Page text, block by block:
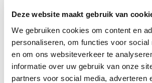
Deze website maakt gebruik van
We gebruiken cookies om content en
personaliseren, om functies voor social
en om ons websiteverkeer te
informatie over uw gebruik van onze
partners voor social media, adverteren
An Insightful Look at a Complex Deity
Vanadis: An Introduction to the